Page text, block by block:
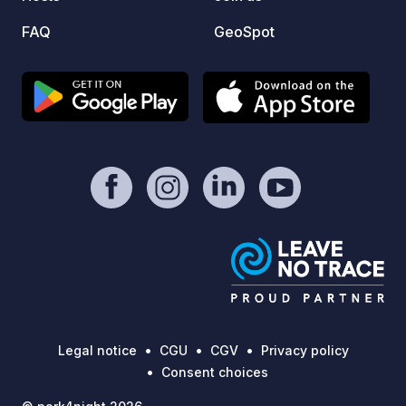
bike ride along the Baltic Sea Cycle
a longer break, here you will find the
perfect blend of nature, comfort,
activity, and relaxation.
FAQ
GeoSpot
Legal notice CGU CGV
Privacy policy
Consent choices